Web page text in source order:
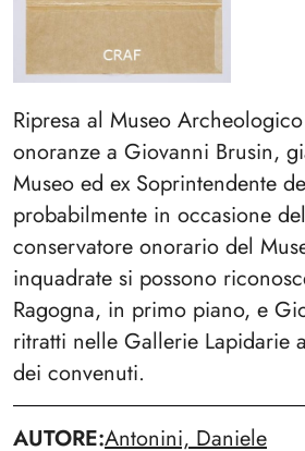
Ripresa al Museo
onoranze a Giovanni Brusin,
Museo ed ex Soprintendente
probabilmente in occasione
conservatore onorario del
inquadrate si possono
Ragogna, in primo piano, e
ritratti nelle Gallerie Lapidarie
dei convenuti.
AUTORE Antonini, Daniele